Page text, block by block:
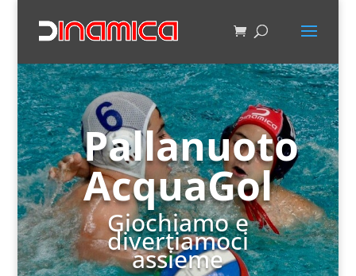
Pallanuoto
AcquaGol
Giochiamo e
divertiamoci
assieme